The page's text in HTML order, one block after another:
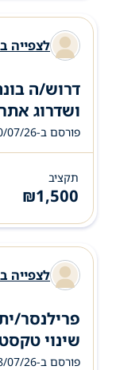
לצפייה
דרוש/ה
ושדרוג
פורסם ב-30/07/26
תקציב
₪1,500
לצפייה
פרילנסר/
שינוי
פורסם ב-28/07/26